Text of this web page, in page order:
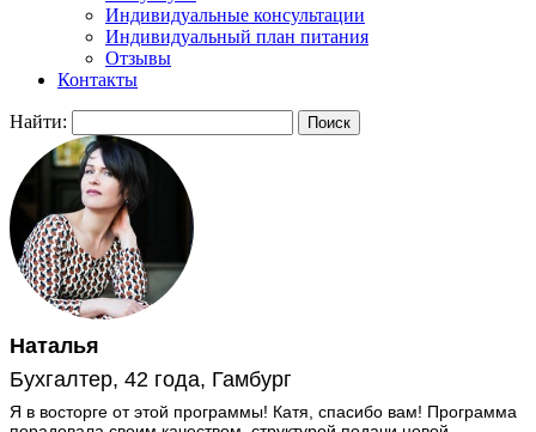
Индивидуальные консультации
Индивидуальный план питания
Отзывы
Контакты
Найти:
Наталья
Бухгалтер, 42 года, Гамбург
Я в восторге от этой программы! Катя, спасибо вам! Программа